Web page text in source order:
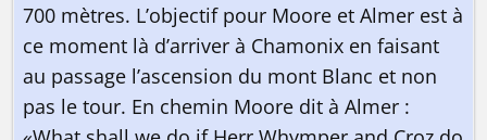
Pourquoi pas vous ? 😎
700 mètres. L’objectif pour Moore et Almer est à
ce moment là d’arriver à Chamonix en faisant
au passage l’ascension du mont Blanc et non
pas le tour. En chemin Moore dit à Almer :